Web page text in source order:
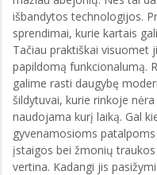
išbandytos technologijos.
sprendimai, kurie kartais
Tačiau praktiškai visuomet
papildomą funkcionalumą.
galime rasti daugybę
šildytuvai, kurie rinkoje
naudojama kurį laiką. Gal
gyvenamosioms
įstaigos bei žmonių
vertina. Kadangi jis